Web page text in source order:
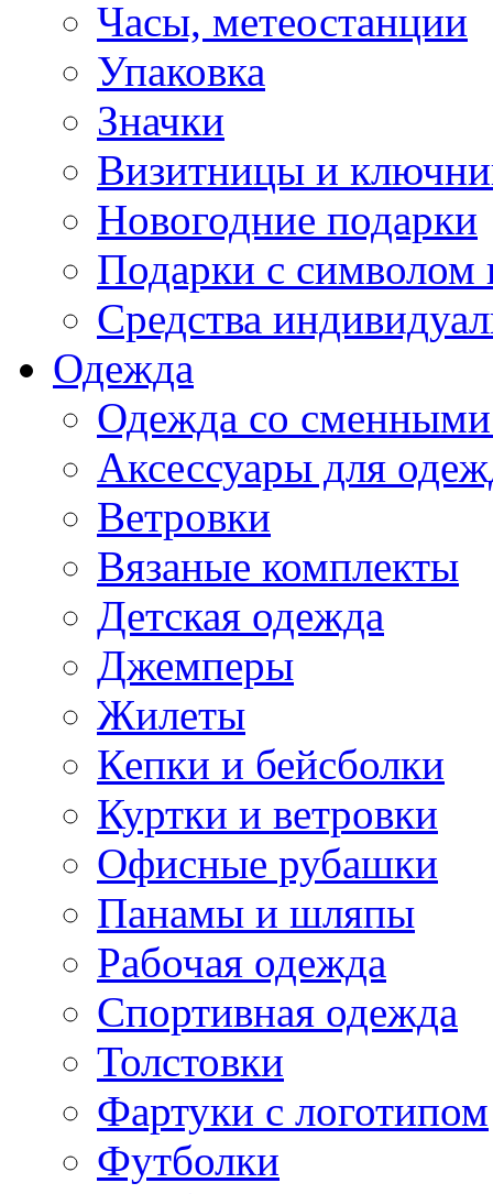
Часы, метеостанции
Упаковка
Значки
Визитницы и
Новогодние подарки
Подарки с символом
Средства
Одежда
Одежда со сменными
Аксессуары для
Ветровки
Вязаные комплекты
Детская одежда
Джемперы
Жилеты
Кепки и бейсболки
Куртки и ветровки
Офисные рубашки
Панамы и шляпы
Рабочая одежда
Спортивная одежда
Толстовки
Фартуки с логотипом
Футболки